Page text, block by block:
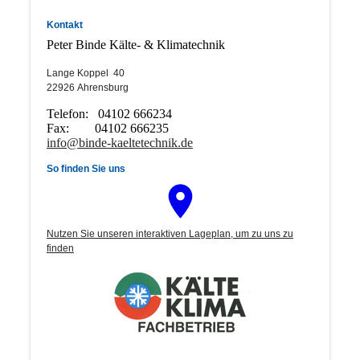
Kontakt
Peter Binde Kälte- & Klimatechnik
Lange Koppel 40
22926 Ahrensburg
Telefon: 04102 666234
Fax: 04102 666235
info@binde-kaeltetechnik.de
So finden Sie uns
Nutzen Sie unseren interaktiven La­ge­plan, um zu uns zu
finden